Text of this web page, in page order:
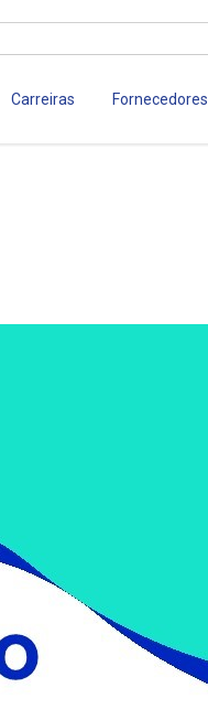
Carreiras Fornecedores